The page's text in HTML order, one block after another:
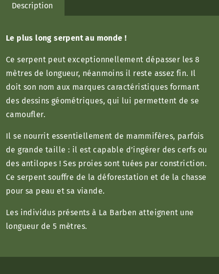
Description
Le plus long serpent au monde !
Ce serpent peut exceptionnellement dépasser les 8
mètres de longueur, néanmoins il reste assez fin. Il
doit son nom aux marques caractéristiques formant
des dessins géométriques, qui lui permettent de se
camoufler.
Il se nourrit essentiellement de mammifères, parfois
de grande taille : il est capable d’ingérer des cerfs ou
des antilopes ! Ses proies sont tuées par constriction.
Ce serpent souffre de la déforestation et de la chasse
pour sa peau et sa viande.
Les individus présents à La Barben atteignent une
longueur de 5 mètres.